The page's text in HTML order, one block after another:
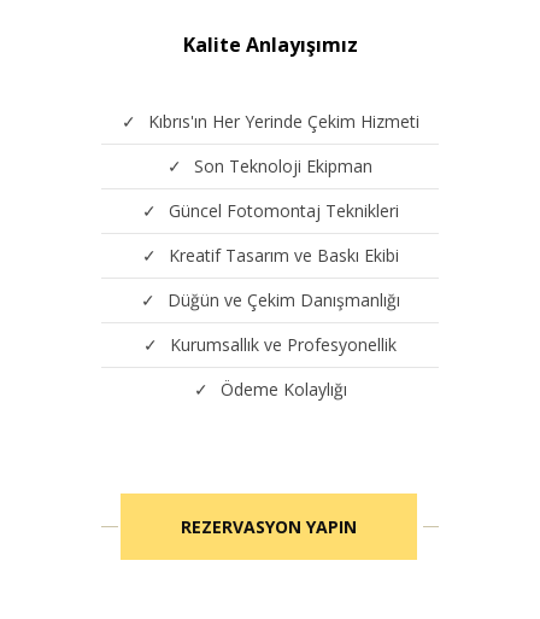
Kalite Anlayışımız
Kıbrıs'ın Her Yerinde Çekim Hizmeti
Son Teknoloji Ekipman
Güncel Fotomontaj Teknikleri
Kreatif Tasarım ve Baskı Ekibi
Düğün ve Çekim Danışmanlığı
Kurumsallık ve Profesyonellik
Ödeme Kolaylığı
REZERVASYON YAPIN